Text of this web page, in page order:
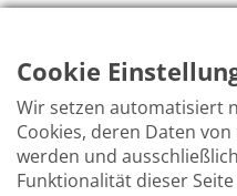
Cookie
Wir setzen automatisiert
Cookies, deren Daten
werden und
Funktionalität dieser